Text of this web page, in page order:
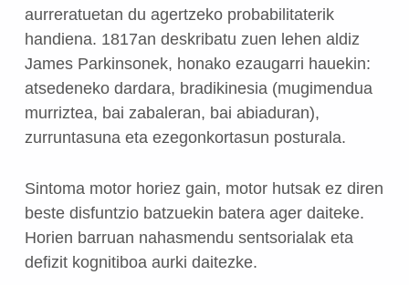
aurreratuetan du agertzeko probabilitaterik
handiena. 1817an deskribatu zuen lehen aldiz
James Parkinsonek, honako ezaugarri hauekin:
atsedeneko dardara, bradikinesia (mugimendua
murriztea, bai zabaleran, bai abiaduran),
zurruntasuna eta ezegonkortasun posturala.
Sintoma motor horiez gain, motor hutsak ez diren
beste disfuntzio batzuekin batera ager daiteke.
Horien barruan nahasmendu sentsorialak eta
defizit kognitiboa aurki daitezke.